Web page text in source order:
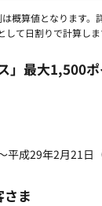
概算値となります。
て日割りで計算しま
」最大1,500
成29年2月21日（
さま